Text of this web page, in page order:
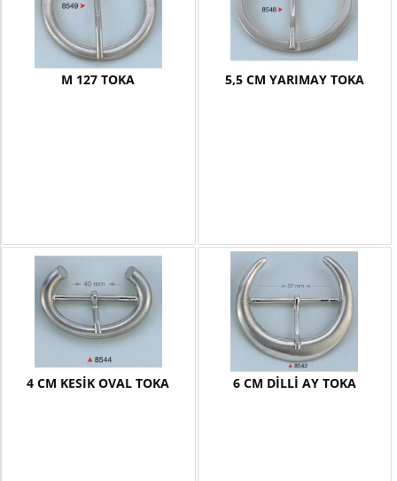
M 127 TOKA 5,5 CM YARIMAY TOKA
4 CM KESİK OVAL TOKA 6 CM DİLLİ AY TOKA